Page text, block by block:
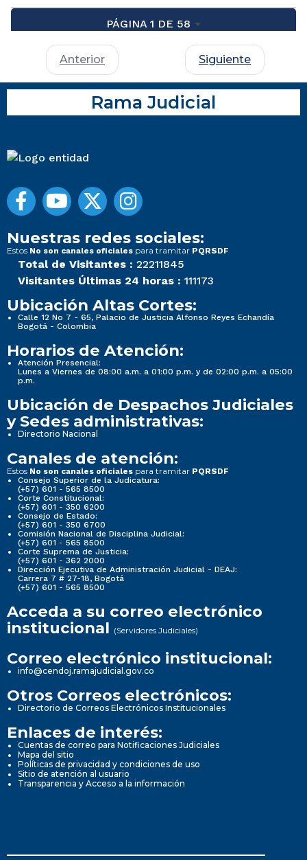
PÁGINA 1 DE 58
Anterior Siguiente
Rama Judicial
Nuestras redes sociales:
Estos No son canales oficiales para tramitar PQRSDF
Total de Visitantes : 22211845
Visitantes Últimas 24 horas : 111173
Ubicación Altas Cortes:
Calle 12 No 7 - 65, Palacio de Justicia Alfonso Reyes Echandía
Bogotá - Colombia
Horarios de Atención:
Atención Presencial:
Lunes a Viernes de 08:00 a.m. a 01:00 p.m. y de 02:00 p.m. a 05:00
p.m.
Ubicación de Despachos Judiciales
y Sedes administrativas:
Directorio Nacional
Canales de atención:
Estos No son canales oficiales para tramitar PQRSDF
Consejo Superior de la Judicatura:
(+57) 601 - 565 8500
Corte Constitucional:
(+57) 601 - 350 6200
Consejo de Estado:
(+57) 601 - 350 6700
Comisión Nacional de Disciplina Judicial:
(+57) 601 - 565 8500
Corte Suprema de Justicia:
(+57) 601 - 362 2000
Dirección Ejecutiva de Administración Judicial - DEAJ:
Carrera 7 # 27-18, Bogotá
(+57) 601 - 565 8500
Acceda a su correo electrónico
institucional (Servidores Judiciales)
Correo electrónico institucional:
info@cendoj.ramajudicial.gov.co
Otros Correos electrónicos:
Directorio de Correos Electrónicos Institucionales
Enlaces de interés:
Cuentas de correo para Notificaciones Judiciales
Mapa del sitio
Políticas de privacidad y condiciones de uso
Sitio de atención al usuario
Transparencia y Acceso a la información